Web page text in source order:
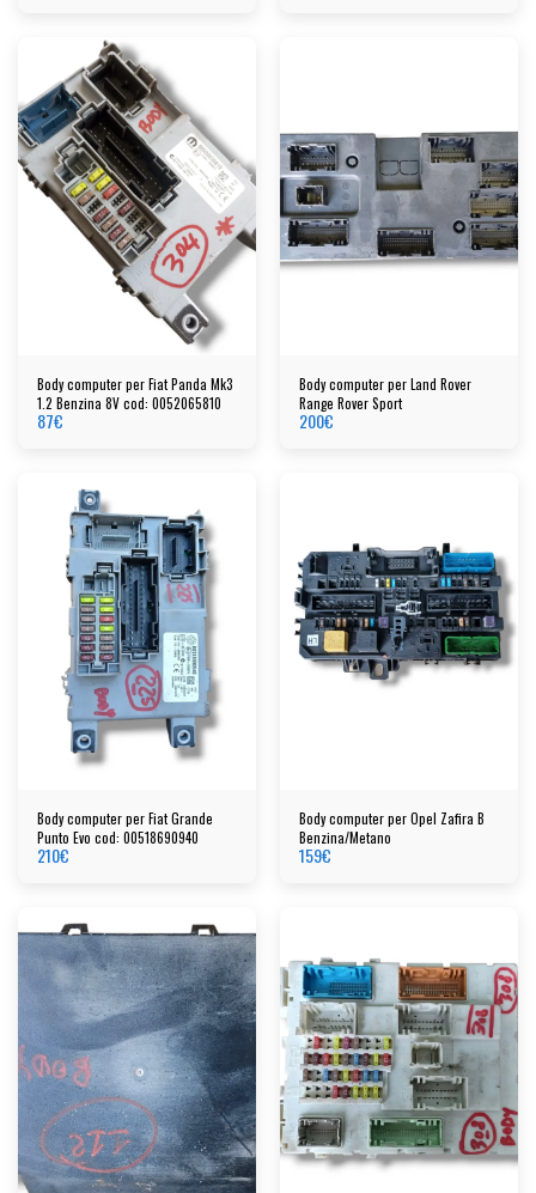
Body computer per Fiat Panda Mk3
1.2 Benzina 8V cod: 0052065810
87€
Body computer per Land Rover
Range Rover Sport
200€
Body computer per Fiat Grande
Punto Evo cod: 00518690940
210€
Body computer per Opel Zafira B
Benzina/Metano
159€